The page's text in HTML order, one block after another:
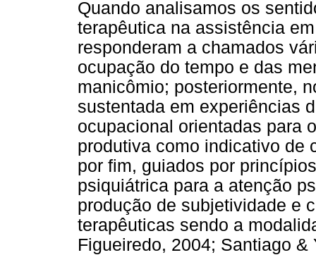
Quando analisamos os
terapêutica na assistência
responderam a chamados
ocupação do tempo e das
manicômio; posteriormente,
sustentada em experiências
ocupacional orientadas para
produtiva como indicativo de
por fim, guiados por
psiquiátrica para a atenção
produção de subjetividade e
terapêuticas sendo a
Figueiredo, 2004; Santiago &